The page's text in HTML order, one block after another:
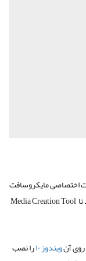
اختصاصی مایکروسافت
برای دانلود ویندوز ۱۰ بروید و روی ابزار دانلود کلیک کنید تا Media Creation Tool
ویندوز ۱۰ را نصب